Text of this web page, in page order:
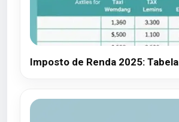
Imposto de Renda 2025: Tabela